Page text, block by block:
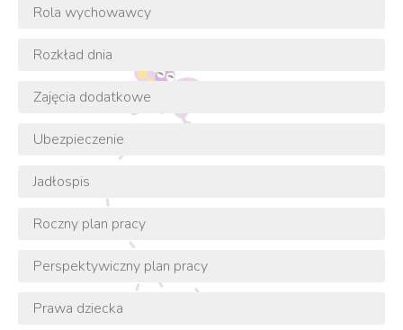
Rola wychowawcy
Rozkład dnia
Zajęcia dodatkowe
Ubezpieczenie
Jadłospis
Roczny plan pracy
Perspektywiczny plan pracy
Prawa dziecka